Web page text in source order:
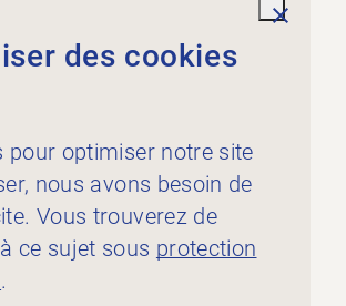
des des cookies
pour optimiser notre site
nous avons besoin de
Vous trouverez de
ce sujet sous protection
.